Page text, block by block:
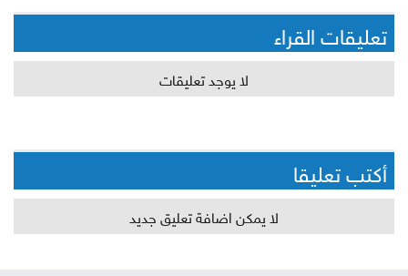
تعليقات القراء
لا يوجد تعليقات
أكتب تعليقا
لا يمكن اضافة تعليق جديد